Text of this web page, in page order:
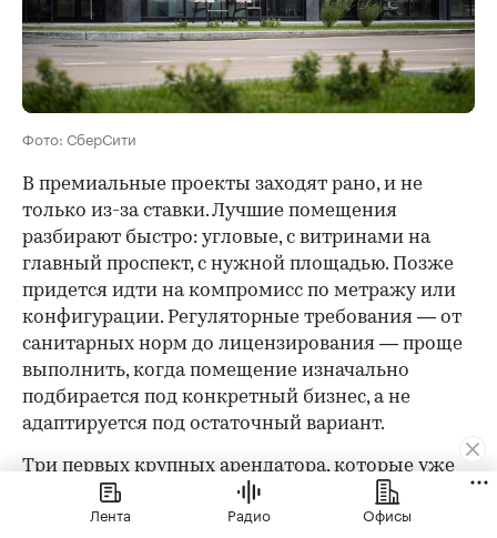
Фото: СберСити
В премиальные проекты заходят рано, и не
только из-за ставки. Лучшие помещения
разбирают быстро: угловые, с витринами на
главный проспект, с нужной площадью. Позже
придется идти на компромисс по метражу или
конфигурации. Регуляторные требования — от
санитарных норм до лицензирования — проще
выполнить, когда помещение изначально
подбирается под конкретный бизнес, а не
адаптируется под остаточный вариант.
Три первых крупных арендатора, которые уже
подтвердили свое присутствие в «СберСити», —
«Гастроном Времена», «Кофемания» и TopGun —
Лента Радио Офисы